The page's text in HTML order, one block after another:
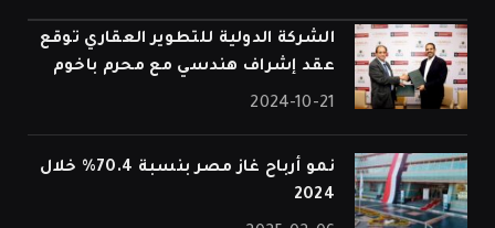
الشركة الدولية للتطوير العقاري توقع
عقد إشراف هندسي مع محرم باخوم
2024-10-21
نمو أرباح غاز مصر بنسبة 70.4% خلال
2024